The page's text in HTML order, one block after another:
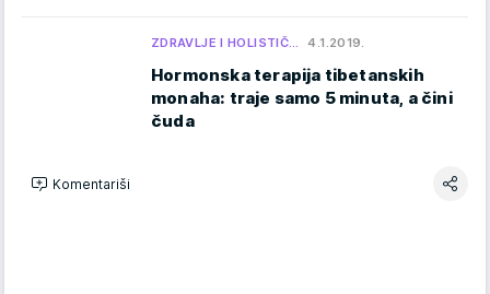
ZDRAVLJE I HOLISTIČ… 4.1.2019.
Hormonska terapija tibetanskih
monaha: traje samo 5 minuta, a čini
čuda
Komentariši